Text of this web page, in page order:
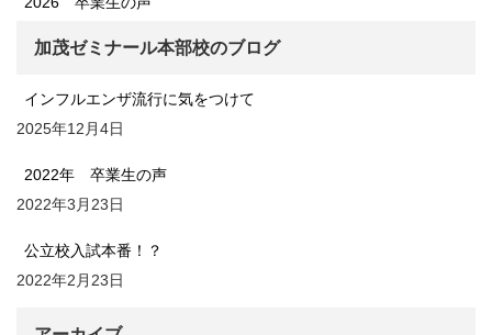
加茂ゼミナール本部校のブログ
インフルエンザ流行に気をつけて
2025年12月4日
2022年 卒業生の声
2022年3月23日
公立校入試本番！？
2022年2月23日